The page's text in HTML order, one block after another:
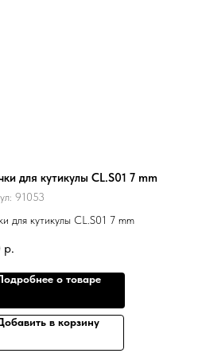
для кутикулы CL.S01 7 mm
91053
для кутикулы CL.S01 7 mm
р.
о товаре
в корзину